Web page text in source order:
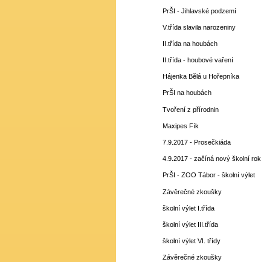
PrŠI - Jihlavské podzemí
V.třída slavila narozeniny
II.třída na houbách
II.třída - houbové vaření
Hájenka Bělá u Hořepníka
PrŠI na houbách
Tvoření z přírodnin
Maxipes Fík
7.9.2017 - Prosečkiáda
4.9.2017 - začíná nový školní rok
PrŠI - ZOO Tábor - školní výlet
Závěrečné zkoušky
školní výlet I.třída
školní výlet III.třída
školní výlet VI. třídy
Závěrečné zkoušky